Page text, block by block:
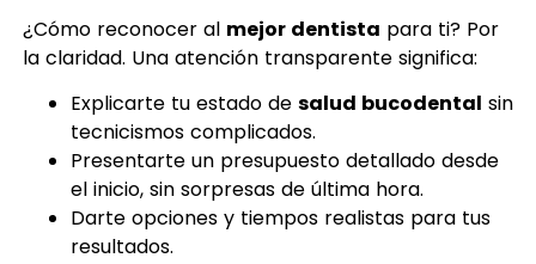
¿Cómo reconocer al mejor dentista para ti? Por
la claridad. Una atención transparente significa:
Explicarte tu estado de salud bucodental sin
tecnicismos complicados.
Presentarte un presupuesto detallado desde
el inicio, sin sorpresas de última hora.
Darte opciones y tiempos realistas para tus
resultados.